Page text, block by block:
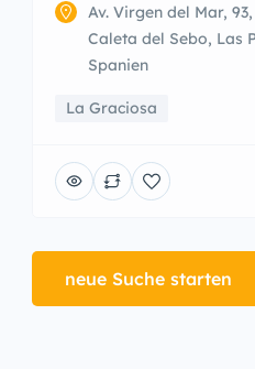
Av. Virgen del Mar,
Caleta del Sebo, Las
Spanien
La Graciosa
neue Suche starten